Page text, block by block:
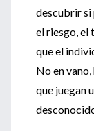
descubrir si
el riesgo, el
que el
No en
que juegan